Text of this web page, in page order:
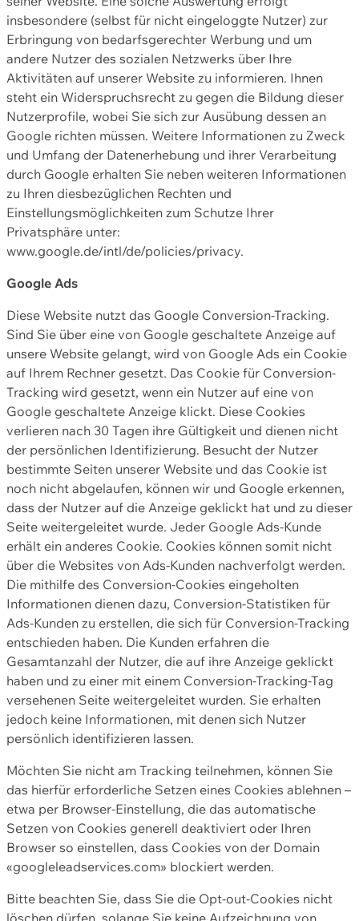
insbesondere (selbst für nicht eingeloggte Nutzer) zur
Erbringung von bedarfsgerechter Werbung und um
andere Nutzer des sozialen Netzwerks über Ihre
Aktivitäten auf unserer Website zu informieren. Ihnen
steht ein Widerspruchsrecht zu gegen die Bildung dieser
Nutzerprofile, wobei Sie sich zur Ausübung dessen an
Google richten müssen. Weitere Informationen zu Zweck
und Umfang der Datenerhebung und ihrer Verarbeitung
durch Google erhalten Sie neben weiteren Informationen
zu Ihren diesbezüglichen Rechten und
Einstellungsmöglichkeiten zum Schutze Ihrer
Privatsphäre unter:
www.google.de/intl/de/policies/privacy.
Google Ads
Diese Website nutzt das Google Conversion-Tracking.
Sind Sie über eine von Google geschaltete Anzeige auf
unsere Website gelangt, wird von Google Ads ein Cookie
auf Ihrem Rechner gesetzt. Das Cookie für Conversion-
Tracking wird gesetzt, wenn ein Nutzer auf eine von
Google geschaltete Anzeige klickt. Diese Cookies
verlieren nach 30 Tagen ihre Gültigkeit und dienen nicht
der persönlichen Identifizierung. Besucht der Nutzer
bestimmte Seiten unserer Website und das Cookie ist
noch nicht abgelaufen, können wir und Google erkennen,
dass der Nutzer auf die Anzeige geklickt hat und zu dieser
Seite weitergeleitet wurde. Jeder Google Ads-Kunde
erhält ein anderes Cookie. Cookies können somit nicht
über die Websites von Ads-Kunden nachverfolgt werden.
Die mithilfe des Conversion-Cookies eingeholten
Informationen dienen dazu, Conversion-Statistiken für
Ads-Kunden zu erstellen, die sich für Conversion-Tracking
entschieden haben. Die Kunden erfahren die
Gesamtanzahl der Nutzer, die auf ihre Anzeige geklickt
haben und zu einer mit einem Conversion-Tracking-Tag
versehenen Seite weitergeleitet wurden. Sie erhalten
jedoch keine Informationen, mit denen sich Nutzer
persönlich identifizieren lassen.
Möchten Sie nicht am Tracking teilnehmen, können Sie
das hierfür erforderliche Setzen eines Cookies ablehnen –
etwa per Browser-Einstellung, die das automatische
Setzen von Cookies generell deaktiviert oder Ihren
Browser so einstellen, dass Cookies von der Domain
«googleleadservices.com» blockiert werden.
Bitte beachten Sie, dass Sie die Opt-out-Cookies nicht